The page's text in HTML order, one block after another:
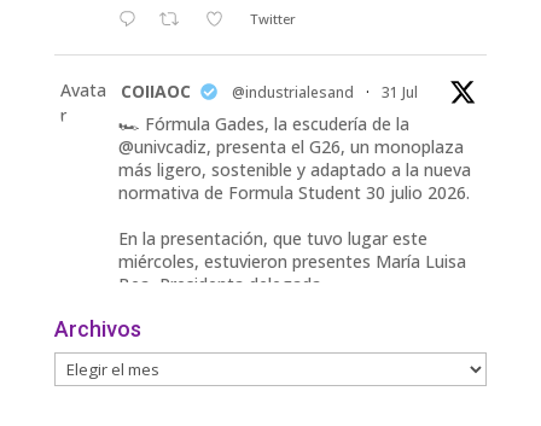
Twitter
Avata
r
COIIAOC @industrialesand · 31 Jul
🏎️ Fórmula Gades, la escudería de la
@univcadiz, presenta el G26, un monoplaza
más ligero, sostenible y adaptado a la nueva
normativa de Formula Student 30 julio 2026.
En la presentación, que tuvo lugar este
miércoles, estuvieron presentes María Luisa
Bea, Presidenta delegada
Twitter
Archivos